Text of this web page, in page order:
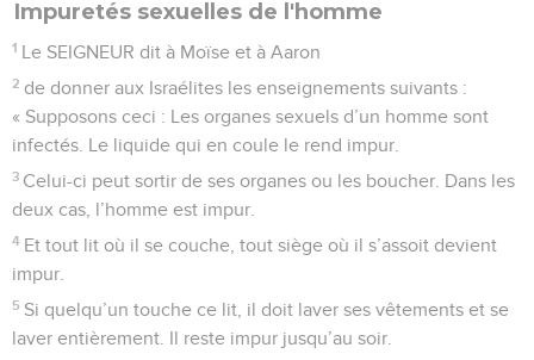
Impuretés sexuelles de l'homme
1 Le SEIGNEUR dit à Moïse et à Aaron
2 de donner aux Israélites les enseignements suivants :
« Supposons ceci : Les organes sexuels d’un homme sont
infectés. Le liquide qui en coule le rend impur.
3 Celui-ci peut sortir de ses organes ou les boucher. Dans les
deux cas, l’homme est impur.
4 Et tout lit où il se couche, tout siège où il s’assoit devient
impur.
5 Si quelqu’un touche ce lit, il doit laver ses vêtements et se
laver entièrement. Il reste impur jusqu’au soir.